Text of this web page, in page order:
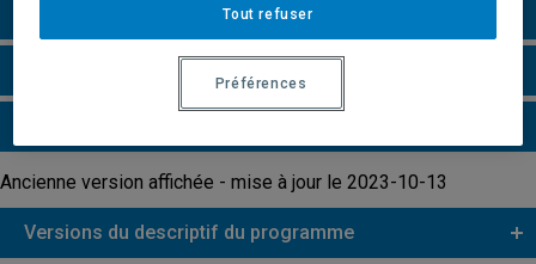
Grille de cheminement
Ancienne version affichée - mise à jour le 2023-10-13
Versions du descriptif du programme
Tout refuser
Préférences